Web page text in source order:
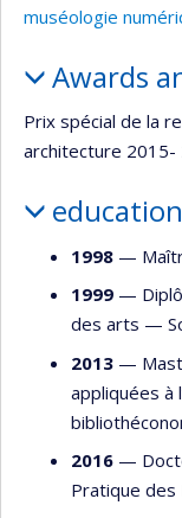
muséologie
Awards
Prix spécial de la
architecture 2015-
education
1998 —
1999 —
des arts —
2013 —
appliquées à
2016 —
Pratique